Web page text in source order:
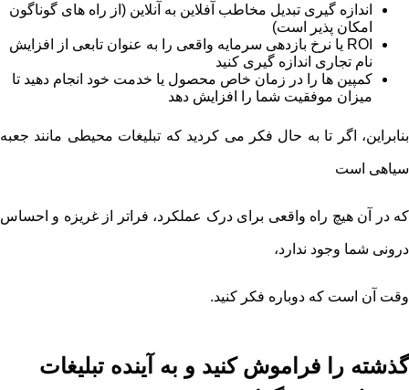
اندازه گیری تبدیل مخاطب آفلاین به آنلاین (از راه های گوناگون
امکان پذیر است)
ROI یا نرخ بازدهی سرمایه واقعی را به عنوان تابعی از افزایش
نام تجاری اندازه گیری کنید
کمپین ها را در زمان خاص محصول یا خدمت خود انجام دهید تا
میزان موفقیت شما را افزایش دهد
بنابراین، اگر تا به حال فکر می کردید که تبلیغات محیطی مانند جعبه
سیاهی است
که در آن هیچ راه واقعی برای درک عملکرد، فراتر از غریزه و احساس
درونی شما وجود ندارد،
وقت آن است که دوباره فکر کنید.
گذشته را فراموش کنید و به آینده تبلیغات